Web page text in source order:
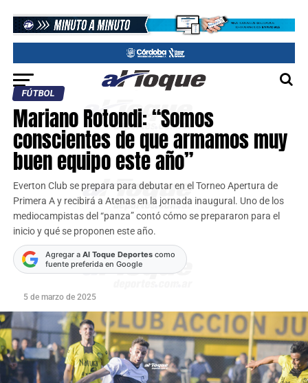
FÚTBOL
Mariano Rotondi: “Somos
conscientes de que armamos muy
buen equipo este año”
Everton Club se prepara para debutar en el Torneo Apertura de
Primera A y recibirá a Atenas en la jornada inaugural. Uno de los
mediocampistas del “panza” contó cómo se prepararon para el
inicio y qué se proponen este año.
Agregar a Al Toque Deportescomo
fuente preferida en Google
5 de marzo de 2025